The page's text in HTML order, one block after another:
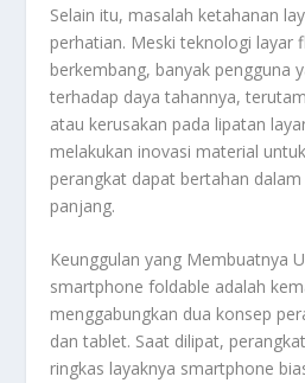
Selain itu, masalah ketahanan
perhatian. Meski teknologi layar
berkembang, banyak pengguna
terhadap daya tahannya,
atau kerusakan pada lipatan
melakukan inovasi material
perangkat dapat bertahan
panjang.
Keunggulan yang Membuatnya
smartphone foldable adalah
menggabungkan dua konsep
dan tablet. Saat dilipat,
ringkas layaknya smartphone